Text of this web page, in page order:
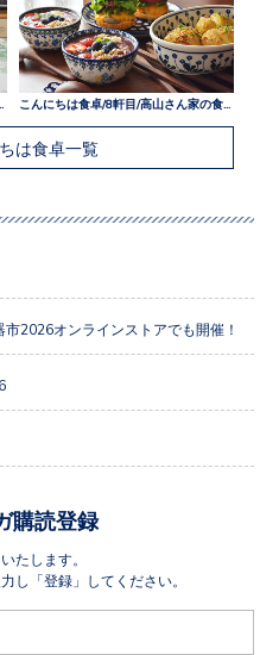
は食卓一覧
市2026オンラインストアでも開催！
購読登録
たします。
し「登録」してください。